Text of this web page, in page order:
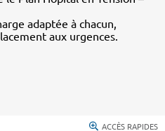
adaptée à chacun,
aux urgences.
ACCÈS RAPIDES